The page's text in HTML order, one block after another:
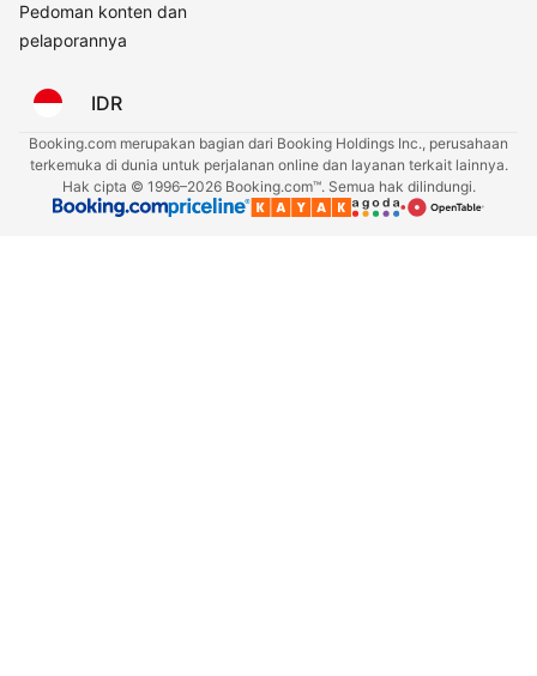
Pedoman konten dan
pelaporannya
IDR
Booking.com merupakan bagian dari Booking Holdings Inc., perusahaan
terkemuka di dunia untuk perjalanan online dan layanan terkait lainnya.
Hak cipta © 1996–2026 Booking.com™. Semua hak dilindungi.